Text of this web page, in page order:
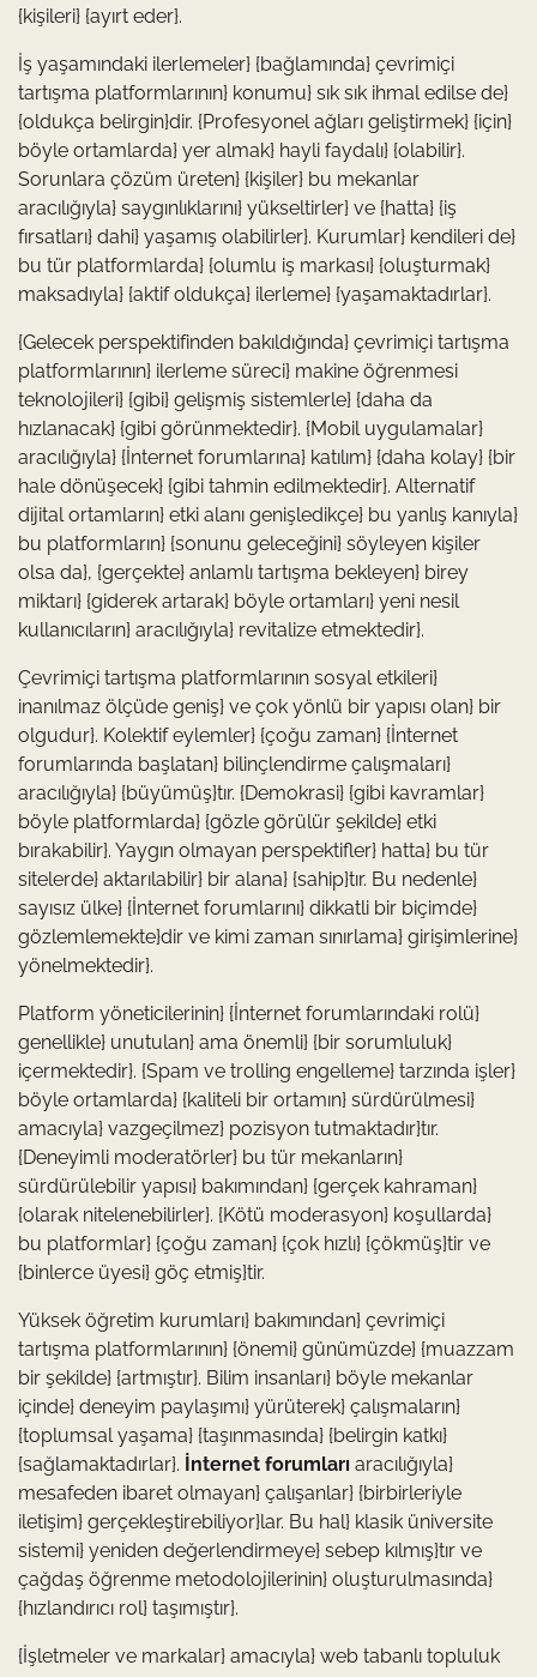
{kişileri} {ayırt eder}.
İş yaşamındaki ilerlemeler} {bağlamında} çevrimiçi
tartışma platformlarının} konumu} sık sık ihmal edilse de}
{oldukça belirgin}dir. {Profesyonel ağları geliştirmek} {için}
böyle ortamlarda} yer almak} hayli faydalı} {olabilir}.
Sorunlara çözüm üreten} {kişiler} bu mekanlar
aracılığıyla} saygınlıklarını} yükseltirler} ve {hatta} {iş
fırsatları} dahi} yaşamış olabilirler}. Kurumlar} kendileri de}
bu tür platformlarda} {olumlu iş markası} {oluşturmak}
maksadıyla} {aktif oldukça} ilerleme} {yaşamaktadırlar}.
{Gelecek perspektifinden bakıldığında} çevrimiçi tartışma
platformlarının} ilerleme süreci} makine öğrenmesi
teknolojileri} {gibi} gelişmiş sistemlerle} {daha da
hızlanacak} {gibi görünmektedir}. {Mobil uygulamalar}
aracılığıyla} {İnternet forumlarına} katılım} {daha kolay} {bir
hale dönüşecek} {gibi tahmin edilmektedir}. Alternatif
dijital ortamların} etki alanı genişledikçe} bu yanlış kanıyla}
bu platformların} {sonunu geleceğini} söyleyen kişiler
olsa da}, {gerçekte} anlamlı tartışma bekleyen} birey
miktarı} {giderek artarak} böyle ortamları} yeni nesil
kullanıcıların} aracılığıyla} revitalize etmektedir}.
Çevrimiçi tartışma platformlarının sosyal etkileri}
inanılmaz ölçüde geniş} ve çok yönlü bir yapısı olan} bir
olgudur}. Kolektif eylemler} {çoğu zaman} {İnternet
forumlarında başlatan} bilinçlendirme çalışmaları}
aracılığıyla} {büyümüş}tır. {Demokrasi} {gibi kavramlar}
böyle platformlarda} {gözle görülür şekilde} etki
bırakabilir}. Yaygın olmayan perspektifler} hatta} bu tür
sitelerde} aktarılabilir} bir alana} {sahip}tır. Bu nedenle}
sayısız ülke} {İnternet forumlarını} dikkatli bir biçimde}
gözlemlemekte}dir ve kimi zaman sınırlama} girişimlerine}
yönelmektedir}.
Platform yöneticilerinin} {İnternet forumlarındaki rolü}
genellikle} unutulan} ama önemli} {bir sorumluluk}
içermektedir}. {Spam ve trolling engelleme} tarzında işler}
böyle ortamlarda} {kaliteli bir ortamın} sürdürülmesi}
amacıyla} vazgeçilmez} pozisyon tutmaktadır}tır.
{Deneyimli moderatörler} bu tür mekanların}
sürdürülebilir yapısı} bakımından} {gerçek kahraman}
{olarak nitelenebilirler}. {Kötü moderasyon} koşullarda}
bu platformlar} {çoğu zaman} {çok hızlı} {çökmüş}tir ve
{binlerce üyesi} göç etmiş}tir.
Yüksek öğretim kurumları} bakımından} çevrimiçi
tartışma platformlarının} {önemi} günümüzde} {muazzam
bir şekilde} {artmıştır}. Bilim insanları} böyle mekanlar
içinde} deneyim paylaşımı} yürüterek} çalışmaların}
{toplumsal yaşama} {taşınmasında} {belirgin katkı}
{sağlamaktadırlar}. İnternet forumları aracılığıyla}
mesafeden ibaret olmayan} çalışanlar} {birbirleriyle
iletişim} gerçekleştirebiliyor}lar. Bu hal} klasik üniversite
sistemi} yeniden değerlendirmeye} sebep kılmış}tır ve
çağdaş öğrenme metodolojilerinin} oluşturulmasında}
{hızlandırıcı rol} taşımıştır}.
{İşletmeler ve markalar} amacıyla} web tabanlı topluluk